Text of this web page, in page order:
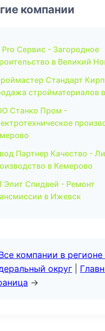
компании
Pro Сервис - Загородное
в Великий
Стандарт
стройматериалов
Станко Пром -
Партнер Качество -
в Кемерово
Элит Спидвей - Ремонт
в Ижевск
компании в
округ
→